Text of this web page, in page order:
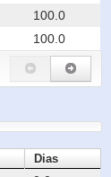
100.0
100.0
Dias